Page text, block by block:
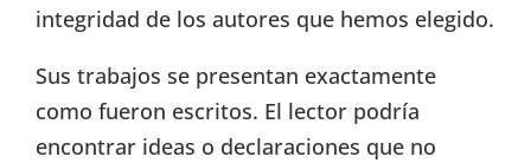
integridad de los autores que hemos elegido.
Sus trabajos se presentan exactamente
como fueron escritos. El lector podría
encontrar ideas o declaraciones que no